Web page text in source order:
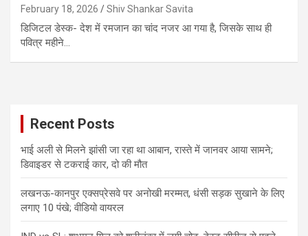
February 18, 2026 Shiv Shankar Savita
डिजिटल डेस्क- देश में रमजान का चांद नजर आ गया है, जिसके साथ ही
पवित्र महीने…
Recent Posts
भाई अली से मिलने झांसी जा रहा था आबान, रास्ते में जानवर आया सामने;
डिवाइडर से टकराई कार, दो की मौत
लखनऊ-कानपुर एक्सप्रेसवे पर अनोखी मरम्मत, धंसी सड़क सुखाने के लिए
लगाए 10 पंखे; वीडियो वायरल